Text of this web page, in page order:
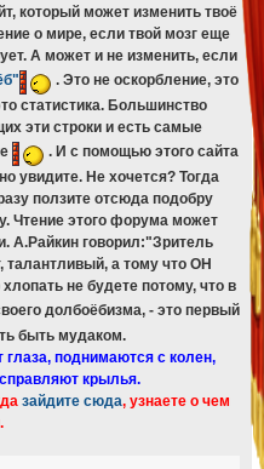
который может изменить твоё
о мире, если твой мозг еще
А может и не изменить, если
. Это не оскорбление, это
статистика. Большинство
эти строки и есть самые
. И с помощью этого сайта
увидите. Не хочется? Тогда
ползите отсюда подобру
Чтение этого форума может
А.Райкин говорил:"Зритель
талантливый, а тому что ОН
не будете потому, что в
долбоёбизма, - это первый
быть мудаком.
поднимаются с колен,
крылья.
зайдите сюда, узнаете о чем